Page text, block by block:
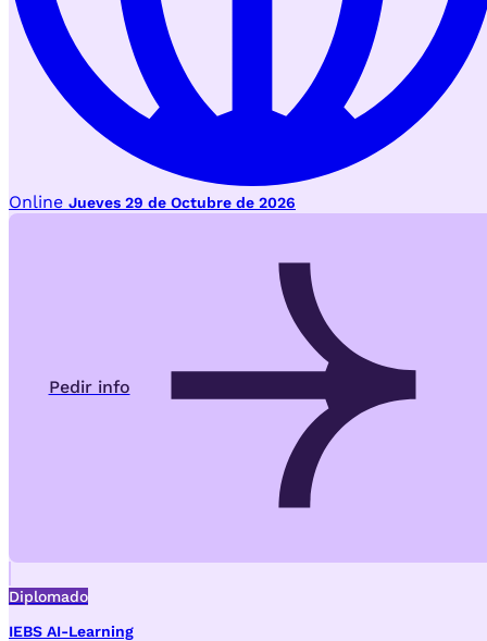
Online Jueves 29 de Octubre de 2026
Pedir info
Diplomado
IEBS AI-Learning